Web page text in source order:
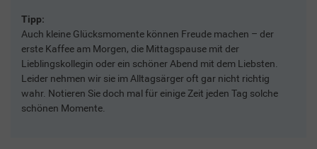
Tipp:
Auch kleine Glücksmomente können Freude machen – der
erste Kaffee am Morgen, die Mittagspause mit der
Lieblingskollegin oder ein schöner Abend mit dem Liebsten.
Leider nehmen wir sie im Alltagsärger oft gar nicht richtig
wahr. Notieren Sie doch mal für einige Zeit jeden Tag solche
schönen Momente.